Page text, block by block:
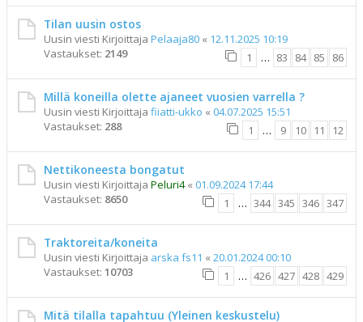
Tilan uusin ostos
Uusin viesti Kirjoittaja Pelaaja80 « 12.11.2025 10:19
Vastaukset: 2149 1 … 83 84 85 86
Millä koneilla olette ajaneet vuosien varrella ?
Uusin viesti Kirjoittaja fiiatti-ukko « 04.07.2025 15:51
Vastaukset: 288 1 … 9 10 11 12
Nettikoneesta bongatut
Uusin viesti Kirjoittaja Peluri4« 01.09.2024 17:44
Vastaukset: 8650 1 … 344 345 346 347
Traktoreita/koneita
Uusin viesti Kirjoittaja arska fs11 « 20.01.2024 00:10
Vastaukset: 10703 1 … 426 427 428 429
Mitä tilalla tapahtuu (Yleinen keskustelu)